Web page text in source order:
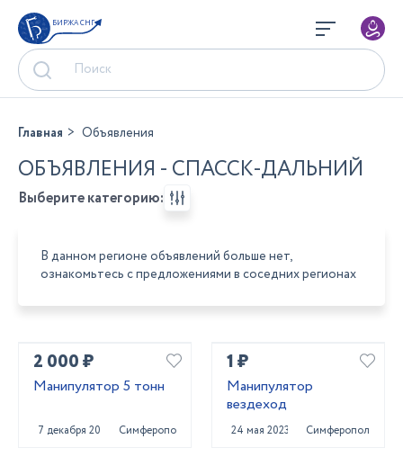
БИРЖА СНГ
Главная Объявления
ОБЪЯВЛЕНИЯ - СПАССК-ДАЛЬНИЙ
Выберите категорию:
В данном регионе объявлений больше нет,
ознакомьтесь с предложениями в соседних регионах
2 000 ₽
Манипулятор 5 тонн
7 декабря 2023 Симферополь
1 ₽
Манипулятор
вездеход
24 мая 2023 Симферополь